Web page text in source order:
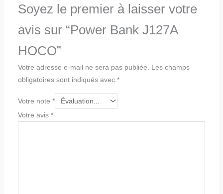
Soyez le premier à laisser votre
avis sur “Power Bank J127A
HOCO”
Votre adresse e-mail ne sera pas publiée.
Les champs
obligatoires sont indiqués avec *
Votre note *
Votre avis *